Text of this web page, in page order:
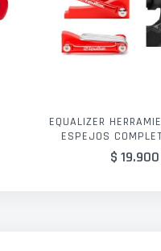
EQUALIZER
ESPEJOS
$ 19.900